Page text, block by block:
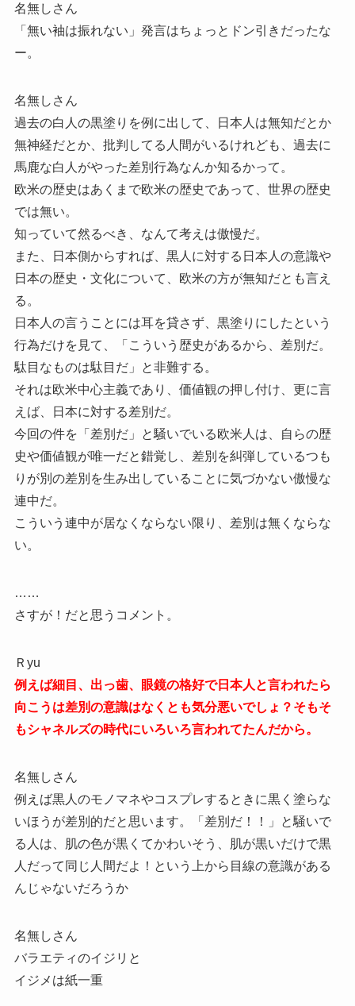
名無しさん
「無い袖は振れない」発言はちょっとドン引きだったな
ー。
名無しさん
過去の白人の黒塗りを例に出して、日本人は無知だとか
無神経だとか、批判してる人間がいるけれども、過去に
馬鹿な白人がやった差別行為なんか知るかって。
欧米の歴史はあくまで欧米の歴史であって、世界の歴史
では無い。
知っていて然るべき、なんて考えは傲慢だ。
また、日本側からすれば、黒人に対する日本人の意識や
日本の歴史・文化について、欧米の方が無知だとも言え
る。
日本人の言うことには耳を貸さず、黒塗りにしたという
行為だけを見て、「こういう歴史があるから、差別だ。
駄目なものは駄目だ」と非難する。
それは欧米中心主義であり、価値観の押し付け、更に言
えば、日本に対する差別だ。
今回の件を「差別だ」と騒いでいる欧米人は、自らの歴
史や価値観が唯一だと錯覚し、差別を糾弾しているつも
りが別の差別を生み出していることに気づかない傲慢な
連中だ。
こういう連中が居なくならない限り、差別は無くならな
い。
……
さすが！だと思うコメント。
Ｒyu
例えば細目、出っ歯、眼鏡の格好で日本人と言われたら
向こうは差別の意識はなくとも気分悪いでしょ？そもそ
もシャネルズの時代にいろいろ言われてたんだから。
名無しさん
例えば黒人のモノマネやコスプレするときに黒く塗らな
いほうが差別的だと思います。「差別だ！！」と騒いで
る人は、肌の色が黒くてかわいそう、肌が黒いだけで黒
人だって同じ人間だよ！という上から目線の意識がある
んじゃないだろうか
名無しさん
バラエティのイジリと
イジメは紙一重